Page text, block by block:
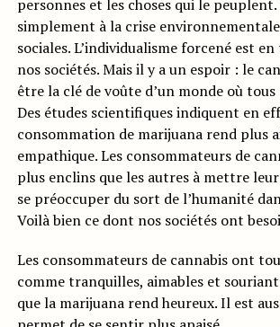
personnes et les choses qui le peuplent.
simplement à la crise
sociales. L’individualisme forcené est
nos sociétés. Mais il y a un espoir : le
être la clé de voûte d’un monde où tous
Des études scientifiques indiquent en
consommation de marijuana rend plus
empathique. Les consommateurs de
plus enclins que les autres à mettre
se préoccuper du sort de l’humanité
Voilà bien ce dont nos sociétés ont
Les consommateurs de cannabis ont
comme tranquilles, aimables et
que la marijuana rend heureux. Il est